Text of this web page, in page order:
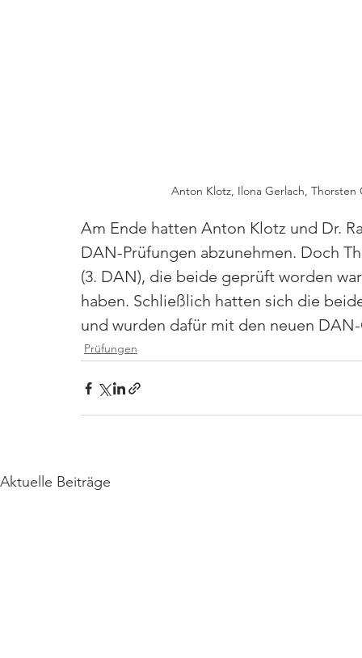
Anton Klotz, Ilona Gerlach, Thorsten
Am Ende hatten Anton Klotz und Dr.
DAN-Prüfungen abzunehmen. Doch
(3. DAN), die beide geprüft worden
haben. Schließlich hatten sich die
und wurden dafür mit den neuen
Prüfungen
Aktuelle Beiträge